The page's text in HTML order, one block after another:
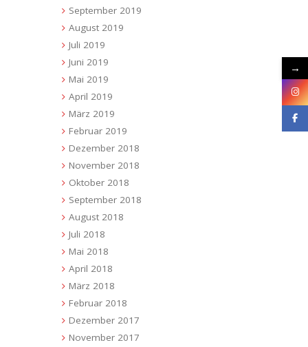
September 2019
August 2019
Juli 2019
Juni 2019
Mai 2019
April 2019
März 2019
Februar 2019
Dezember 2018
November 2018
Oktober 2018
September 2018
August 2018
Juli 2018
Mai 2018
April 2018
März 2018
Februar 2018
Dezember 2017
November 2017
→